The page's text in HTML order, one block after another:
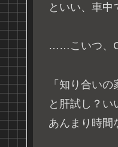
といい、車中
……こいつ、C
「知り合い
と肝試し？い
あんまり時間